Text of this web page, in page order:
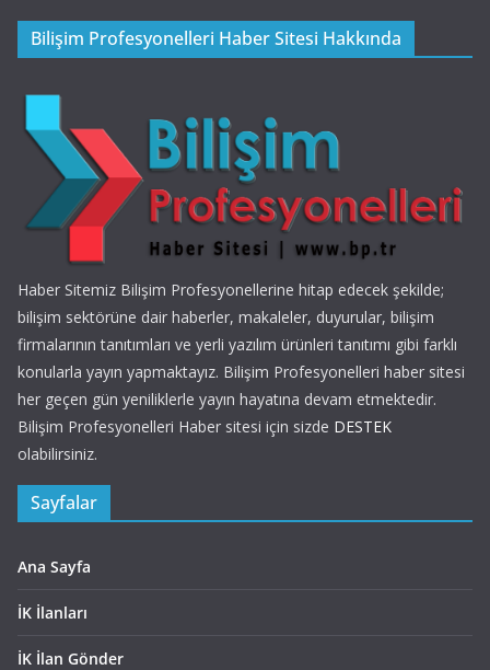
Bilişim Profesyonelleri Haber Sitesi Hakkında
Haber Sitemiz Bilişim Profesyonellerine hitap edecek şekilde;
bilişim sektörüne dair haberler, makaleler, duyurular, bilişim
firmalarının tanıtımları ve yerli yazılım ürünleri tanıtımı gibi farklı
konularla yayın yapmaktayız. Bilişim Profesyonelleri haber sitesi
her geçen gün yeniliklerle yayın hayatına devam etmektedir.
Bilişim Profesyonelleri Haber sitesi için sizde DESTEK
olabilirsiniz.
Sayfalar
Ana Sayfa
İK İlanları
İK İlan Gönder